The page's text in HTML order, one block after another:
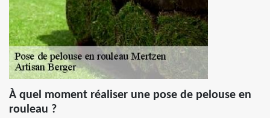
À quel moment réaliser une pose de pelouse en
rouleau ?